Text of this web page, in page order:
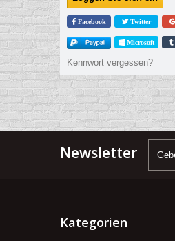
Facebook Twitter
Microsoft
Kennwort vergessen?
Newsletter
Kategorien